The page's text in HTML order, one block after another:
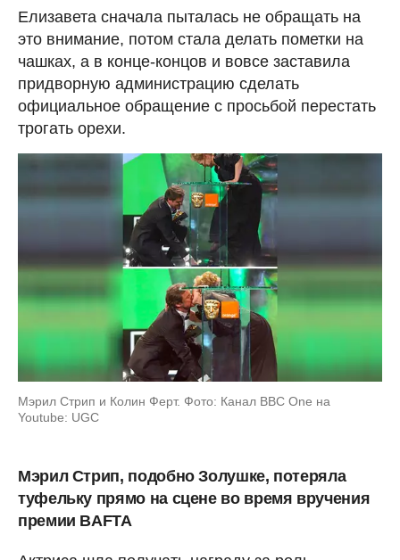
Елизавета сначала пыталась не обращать на
это внимание, потом стала делать пометки на
чашках, а в конце-концов и вовсе заставила
придворную администрацию сделать
официальное обращение с просьбой перестать
трогать орехи.
Мэрил Стрип и Колин Ферт. Фото: Канал BBC One на
Youtube: UGC
Мэрил Стрип, подобно Золушке, потеряла
туфельку прямо на сцене во время вручения
премии BAFTA